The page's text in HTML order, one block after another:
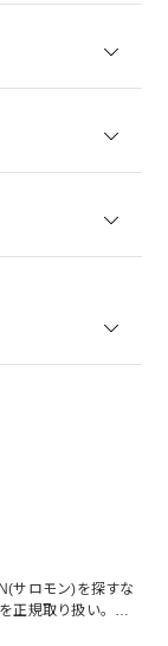
ます。あらかじめ
サロモン)を探すな
正規取り扱い。サ